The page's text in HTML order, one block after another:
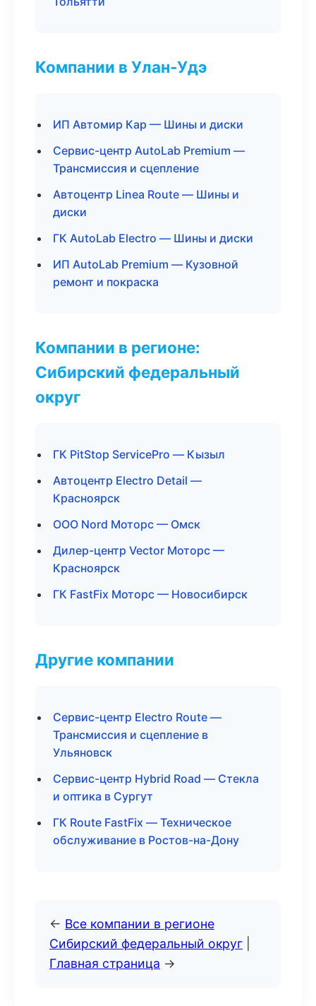
Компании в Улан-Удэ
ИП Автомир Кар — Шины и диски
Сервис-центр AutoLab Premium —
Трансмиссия и сцепление
Автоцентр Linea Route — Шины и
диски
ГК AutoLab Electro — Шины и диски
ИП AutoLab Premium — Кузовной
ремонт и покраска
Компании в регионе:
Сибирский федеральный
округ
ГК PitStop ServicePro — Кызыл
Автоцентр Electro Detail —
Красноярск
ООО Nord Моторс — Омск
Дилер-центр Vector Моторс —
Красноярск
ГК FastFix Моторс — Новосибирск
Другие компании
Сервис-центр Electro Route —
Трансмиссия и сцепление в
Ульяновск
Сервис-центр Hybrid Road — Стекла
и оптика в Сургут
ГК Route FastFix — Техническое
обслуживание в Ростов-на-Дону
← Все компании в регионе
Сибирский федеральный округ
Главная страница →